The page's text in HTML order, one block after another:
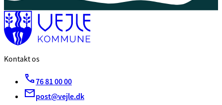
Kontakt os
76 81 00 00
post@vejle.dk